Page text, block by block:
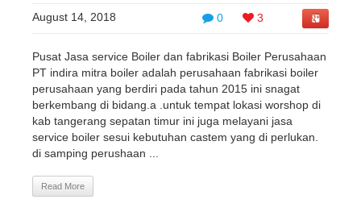
0 3
August 14, 2018
Pusat Jasa service Boiler dan fabrikasi Boiler Perusahaan
PT indira mitra boiler adalah perusahaan fabrikasi boiler
perusahaan yang berdiri pada tahun 2015 ini snagat
berkembang di bidang.a .untuk tempat lokasi worshop di
kab tangerang sepatan timur ini juga melayani jasa
service boiler sesui kebutuhan castem yang di perlukan.
di samping perushaan ...
Read More